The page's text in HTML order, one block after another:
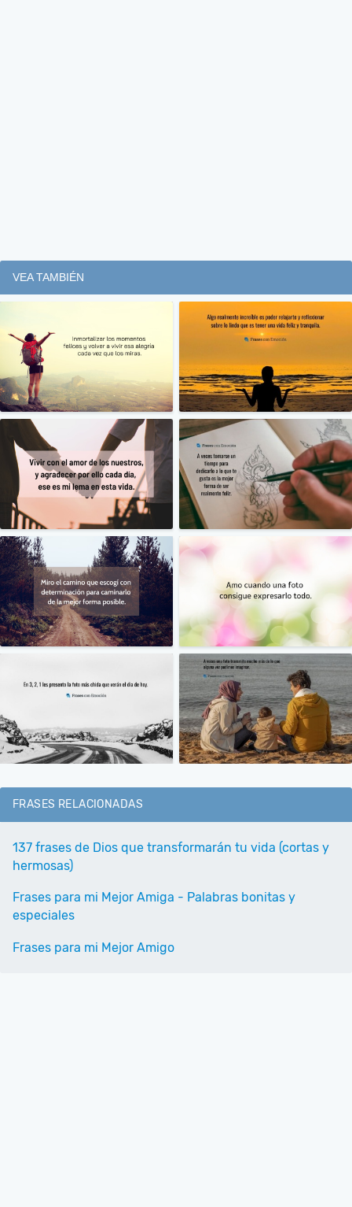
VEA TAMBIÉN
FRASES RELACIONADAS
137 frases de Dios que transformarán tu vida (cortas y
hermosas)
Frases para mi Mejor Amiga - Palabras bonitas y
especiales
Frases para mi Mejor Amigo